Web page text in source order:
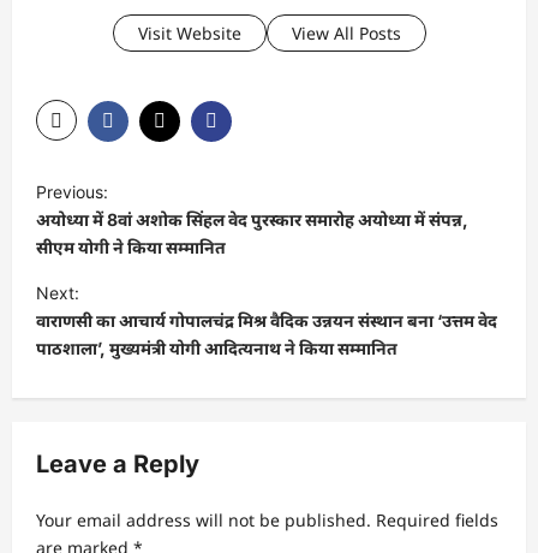
Visit Website View All Posts
o
s
t
n
a
v
g
a
Previous:
अयोध्या में 8वां अशोक सिंहल वेद पुरस्कार समारोह अयोध्या में संपन्न,
सीएम योगी ने किया सम्मानित
Next:
वाराणसी का आचार्य गोपालचंद्र मिश्र वैदिक उन्नयन संस्थान बना ‘उत्तम वेद
पाठशाला’, मुख्यमंत्री योगी आदित्यनाथ ने किया सम्मानित
Leave a Reply
Your email address will not be published. Required fields
are marked *